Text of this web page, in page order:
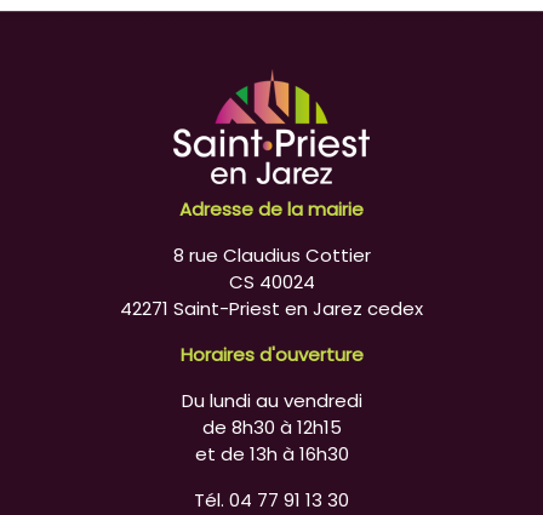
Adresse de la mairie
8 rue Claudius Cottier
CS 40024
42271 Saint-Priest en Jarez cedex
Horaires d'ouverture
Du lundi au vendredi
de 8h30 à 12h15
et de 13h à 16h30
Tél. 04 77 91 13 30